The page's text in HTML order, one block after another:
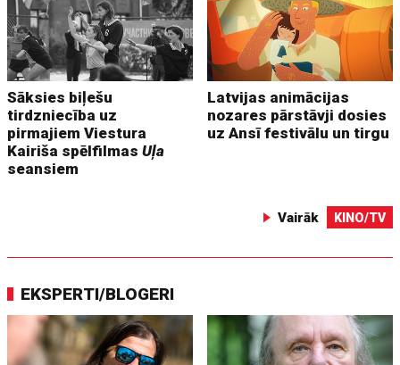
Sāksies biļešu
tirdzniecība uz
pirmajiem Viestura
Kairiša spēlfilmasUļa
seansiem
Latvijas animācijas
nozares pārstāvji dosies
uz Ansī festivālu un tirgu
Vairāk KINO/TV
EKSPERTI/BLOGERI